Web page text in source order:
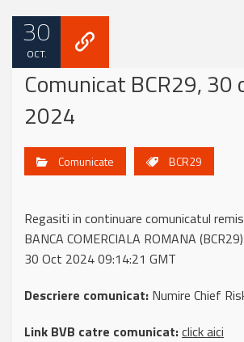
30
OCT.
Comunicat BCR29, 30
2024
Comunicate BCR29
Regasiti in continuare comunicatul
BANCA COMERCIALA ROMANA
30 Oct 2024 09:14:21 GMT
Descriere comunicat: Numire Chief
Link BVB catre comunicat:click aici